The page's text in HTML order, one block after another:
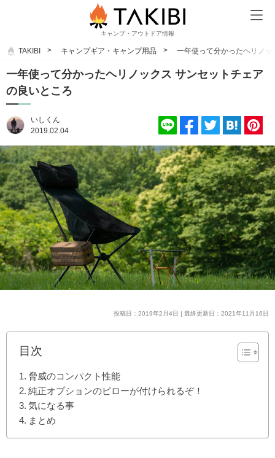
キャンプ・アウトドア情報
TAKIBI キャンプギア・キャンプ用品 一年使って分かったヘリノ
一年使って分かったヘリノックス サンセットチェア
の良いところ
いしくん
2019.02.04
投稿日：2019年2月4日 | 最終更新日：2021年11月16日
目次
脅威のコンパクト性能
純正オプションのピローが付けられるぞ！
気になる事
まとめ